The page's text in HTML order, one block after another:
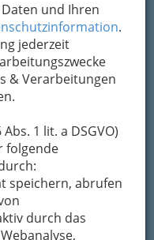
und Ihren
.
jederzeit
& Verarbeitungen
1 lit. a DSGVO)
folgende
speichern, abrufen
durch das
Spam-Mails zu
dieser Stelle zur
ein sicheres
Mail an das
K & Ö